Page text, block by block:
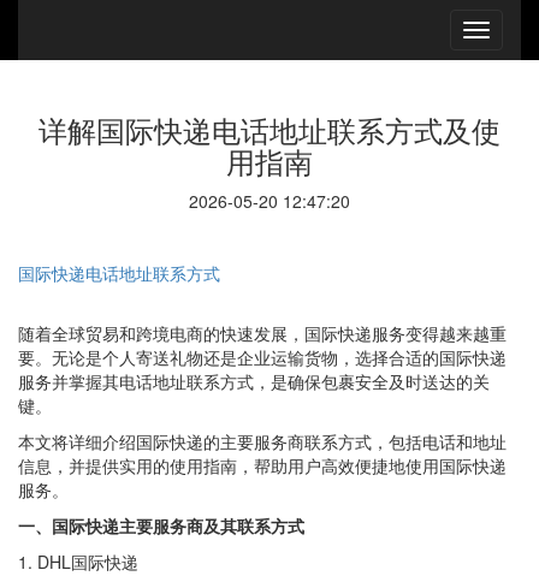
详解国际快递电话地址联系方式及使
用指南
2026-05-20 12:47:20
国际快递电话地址联系方式
随着全球贸易和跨境电商的快速发展，国际快递服务变得越来越重
要。无论是个人寄送礼物还是企业运输货物，选择合适的国际快递
服务并掌握其电话地址联系方式，是确保包裹安全及时送达的关
键。
本文将详细介绍国际快递的主要服务商联系方式，包括电话和地址
信息，并提供实用的使用指南，帮助用户高效便捷地使用国际快递
服务。
一、国际快递主要服务商及其联系方式
1. DHL国际快递